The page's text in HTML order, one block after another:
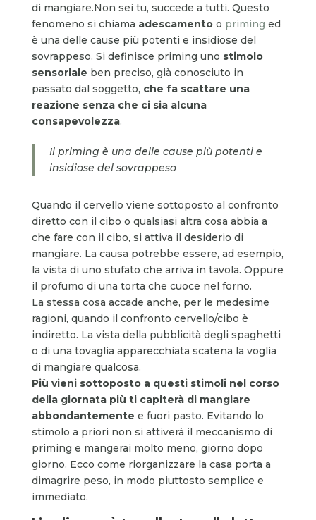
di mangiare.Non sei tu, succede a tutti. Questo
fenomeno si chiama adescamento o priming ed
è una delle cause più potenti e insidiose del
sovrappeso. Si definisce priming uno stimolo
sensoriale ben preciso, già conosciuto in
passato dal soggetto, che fa scattare una
reazione senza che ci sia alcuna
consapevolezza.
Il priming è una delle cause più potenti e
insidiose del sovrappeso
Quando il cervello viene sottoposto al confronto
diretto con il cibo o qualsiasi altra cosa abbia a
che fare con il cibo, si attiva il desiderio di
mangiare. La causa potrebbe essere, ad esempio,
la vista di uno stufato che arriva in tavola. Oppure
il profumo di una torta che cuoce nel forno.
La stessa cosa accade anche, per le medesime
ragioni, quando il confronto cervello/cibo è
indiretto. La vista della pubblicità degli spaghetti
o di una tovaglia apparecchiata scatena la voglia
di mangiare qualcosa.
Più vieni sottoposto a questi stimoli nel corso
della giornata più ti capiterà di mangiare
abbondantemente e fuori pasto. Evitando lo
stimolo a priori non si attiverà il meccanismo di
priming e mangerai molto meno, giorno dopo
giorno. Ecco come riorganizzare la casa porta a
dimagrire peso, in modo piuttosto semplice e
immediato.